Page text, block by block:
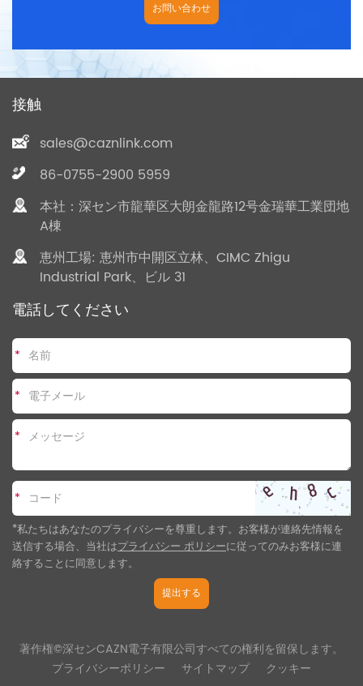
お問い合わせ
接触
sales@caznlink.com
86-0755-2900 5959
本社：深セン市龍華区大朗金龍路12号金瑞華工業団地
A棟
恵州工場: 恵州市中開区立林、CIMC Zhigu
Industrial Park、ビル 31
電話してください
*
*
*
*
*私たちはあなたのプライバシーを尊重します。お客様が連絡先情報を
送信する場合、当社はプライバシー ポリシーに従ってのみお客様に連
絡することに同意します。
提出する
著作権©深センCAZN電子有限公司すべての権利を留保します。
プライバシーポリシー
サイトマップ クッキー